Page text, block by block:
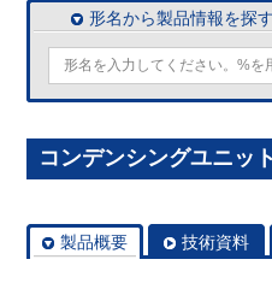
形名から製品情報を探す
コンデンシングユニッ
製品概要 技術資料